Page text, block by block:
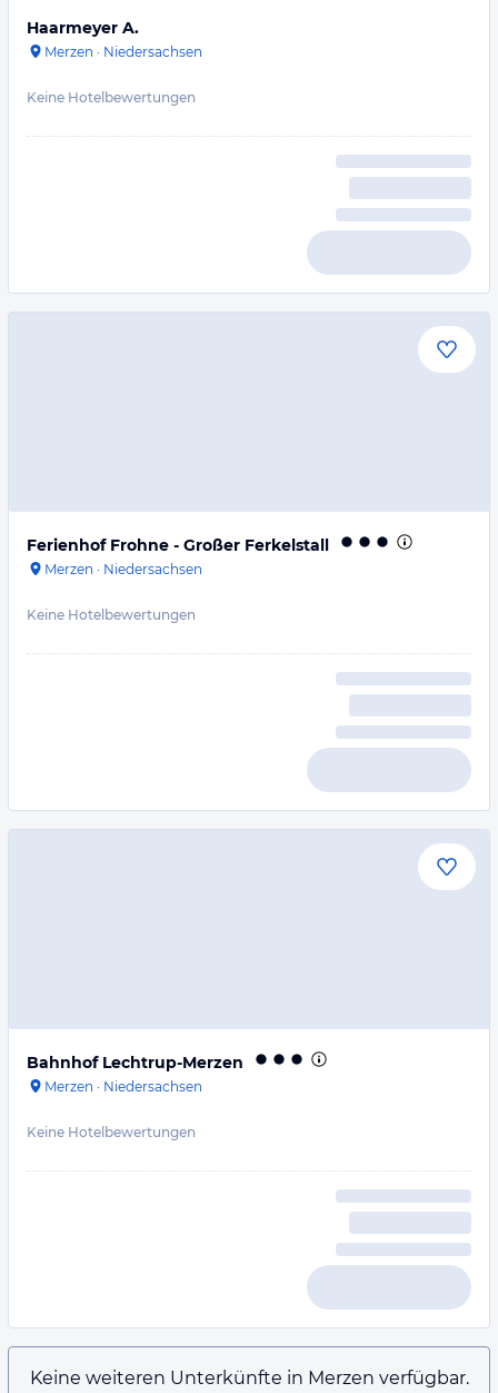
Haarmeyer A.
Merzen · Niedersachsen
Keine Hotelbewertungen
Ferienhof Frohne - Großer Ferkelstall
Merzen · Niedersachsen
Keine Hotelbewertungen
Bahnhof Lechtrup-Merzen
Merzen · Niedersachsen
Keine Hotelbewertungen
Keine weiteren Unterkünfte in Merzen verfügbar.